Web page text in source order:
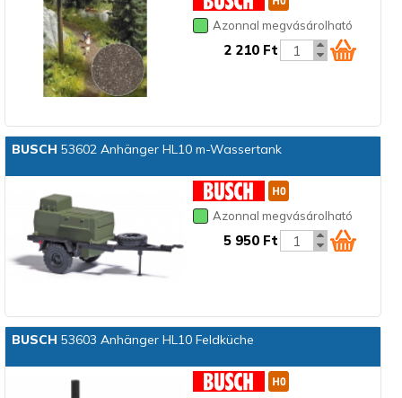
Azonnal megvásárolható
2 210 Ft
BUSCH 53602 Anhänger HL10 m-Wassertank
Azonnal megvásárolható
5 950 Ft
BUSCH 53603 Anhänger HL10 Feldküche